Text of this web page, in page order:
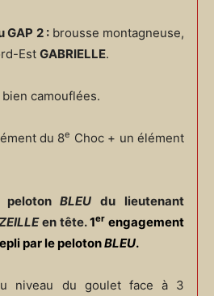
GAP 2 :brousse montagneuse,
Est GABRIELLE.
camouflées.
du 8e Choc + un élément
pelotonBLEU du lieutenant
en tête.1er engagement
par le pelotonBLEU.
niveau du goulet face à 3